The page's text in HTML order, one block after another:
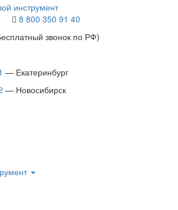
8 800 350 91 40
звонок по РФ)
— Екатеринбург
— Новосибирск